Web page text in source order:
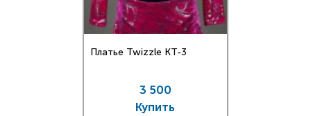
Платье Twizzle КT-3
3 500
Купить